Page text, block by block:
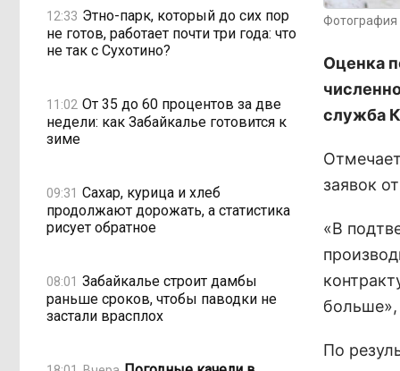
12:33 Этно-парк, который до сих пор
не готов, работает почти три года: что
не так с Сухотино?
11:02 От 35 до 60 процентов за две
недели: как Забайкалье готовится к
зиме
09:31 Сахар, курица и хлеб
продолжают дорожать, а статистика
рисует обратное
08:01 Забайкалье строит дамбы
раньше сроков, чтобы паводки не
застали врасплох
Фотография
Оценка
служба
заявок
«В
больше»,
По